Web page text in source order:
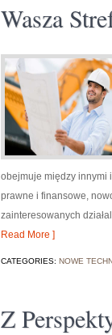
Wasza
obejmuje między innymi
prawne i finansowe,
zainteresowanych
Read More ]
CATEGORIES: NOWE
Z